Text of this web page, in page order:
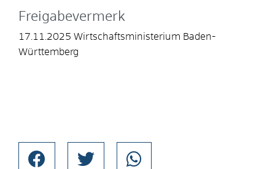
Freigabevermerk
17.11.2025 Wirtschaftsministerium Baden-
Württemberg